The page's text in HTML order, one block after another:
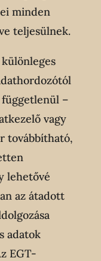
minden
teljesülnek.
–
vagy
továbbítható,
lehetővé
az átadott
adatok
EGT-